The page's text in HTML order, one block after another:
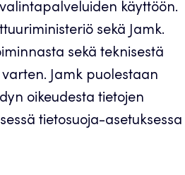
käyttöön.
sekä Jamk.
sekä teknisestä
Jamk puolestaan
oikeudesta tietojen
tietosuoja-asetuksessa